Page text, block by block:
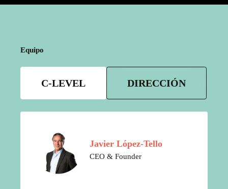
Equipo
C-LEVEL DIRECCIÓN
Javier López-Tello
CEO & Founder